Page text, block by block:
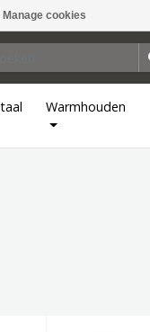
Manage cookies
Warmhouden